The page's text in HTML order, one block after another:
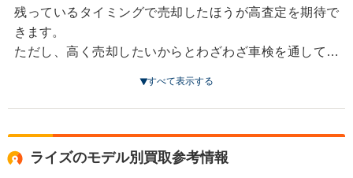
残っているタイミングで売却したほうが高査定を期待で
きます。
ただし、高く売却したいからとわざわざ車検を通してそ
すべて表示する
ライズのモデル別買取参考情報